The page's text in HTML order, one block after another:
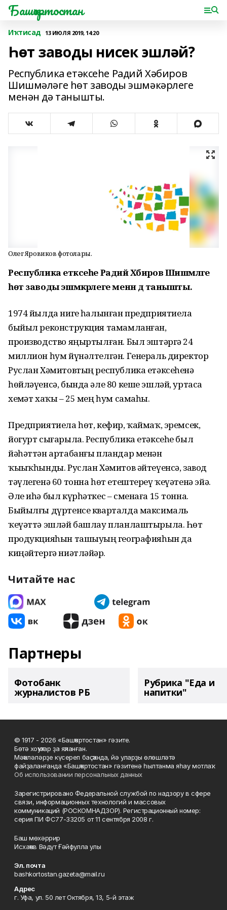
Башҡортостан
Иҡтисад 13 ИЮЛЯ 2019, 14:20
Һөт заводы нисек эшләй?
Республика етәксеһе Радий Хәбиров
Шишмәләге һөт заводы эшмәкәрлеге
менән дә танышты.
Олег Яровиков фотолары.
Республика етәксеһе Радий Хәбиров Шишмәләге
һөт заводы эшмәкәрлеге менән дә танышты.
1974 йылда нигеҙ һалынған предприятиела
быйыл реконструкция тамамланған,
производство яңыртылған. Был эштәргә 24
миллион һум йүнәлтелгән. Генераль директор
Руслан Хәмитовтың республика етәксеһенә
һөйләүенсә, бында әле 80 кеше эшләй, уртаса
хеҙмәт хаҡы – 25 мең һум самаһы.
Предприятиела һөт, кефир, ҡаймаҡ, эремсек,
йогурт сығарыла. Республика етәксеһе был
йәһәттән артабанғы пландар менән
ҡыҙыҡһынды. Руслан Хәмитов әйтеүенсә, завод
тәүлегенә 60 тонна һөт етештереү ҡеүәтенә эйә.
Әле иһә был күрһәткес – сменаға 15 тонна.
Быйылғы дүртенсе кварталда максималь
ҡеүәттә эшләй башлау планлаштырыла. Һөт
продукцияһын ташыуҙың географияһын да
киңәйтергә ниәтләйҙәр.
Читайте нас
Партнеры
Фотобанк
журналистов РБ
Рубрика "Еда и
напитки"
© 1917 - 2026 «Башҡортостан» гәзите.
Бөтә хоҡуҡтар ҙа яҡланған.
Мәҡәләләрҙе күсереп баҫҡанда, йә уларҙы өлөшләтә
файҙаланғанда «Башҡортостан» гәзитенә һылтанма яһау мотлаҡ.
Об использовании персональных данных
Зарегистрировано Федеральной службой по надзору в сфере
связи, информационных технологий и массовых
коммуникаций (РОСКОМНАДЗОР). Регистрационный номер:
серия ПИ ФС77-33205 от 11 сентября 2008 г.
Баш мөхәррир
Исхаҡов Вәдүт Ғәйфулла улы
Эл. почта
bashkortostan.gazeta@mail.ru
Адрес
г. Уфа, ул. 50 лет Октября, 13, 5-й этаж